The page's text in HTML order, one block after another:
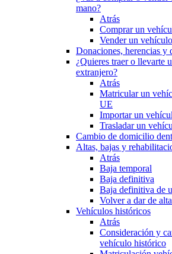
mano?
Atrás
Comprar un
Vender un
Donaciones, herencias y
¿Quieres traer o llevarte
extranjero?
Atrás
Matricular un
UE
Importar un
Trasladar un
Cambio de domicilio
Altas, bajas y
Atrás
Baja temporal
Baja definitiva
Baja definitiva de
Volver a dar de
Vehículos históricos
Atrás
Consideración y
vehículo histórico